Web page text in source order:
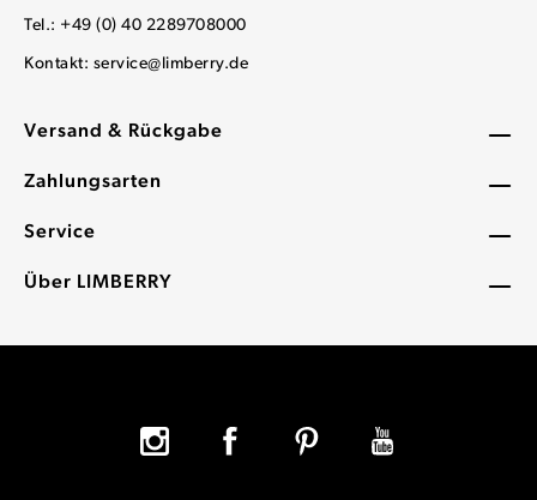
Versand & Rückgabe
Zahlungsarten
Service
Über LIMBERRY
Tel.: +49 (0) 40 2289708000
Kontakt: service@limberry.de